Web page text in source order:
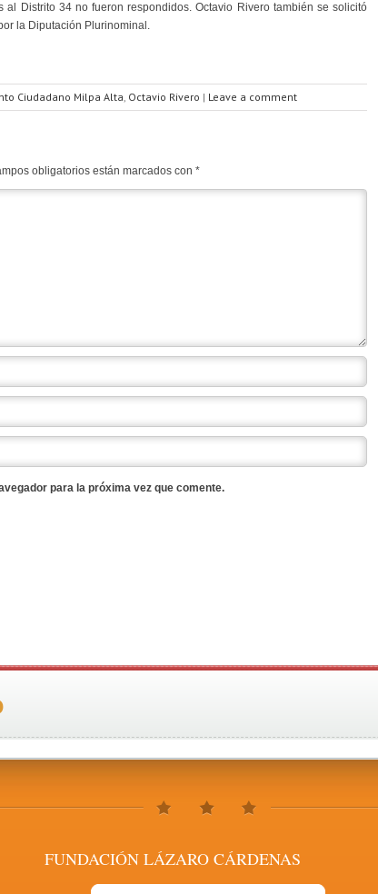
Distrito 34 no fueron respondidos. Octavio Rivero también se solicitó
la Diputación Plurinominal.
Ciudadano Milpa Alta, Octavio Rivero | Leave a comment
obligatorios están marcados con *
para la próxima vez que comente.
FUNDACIÓN LÁZARO CÁRDENAS